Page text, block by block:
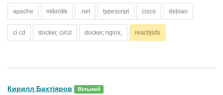
apache mikrotik .net typescript cisco debian
ci cd docker, ci/cd docker, nginx, react/js/ts
Кирилл Бахтіяров Вільний